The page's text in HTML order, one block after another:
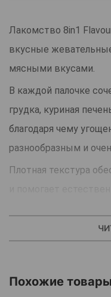
Лакомство 8in1
вкусные
мясными вкусами.
В каждой палочке
грудка, куриная
благодаря чему
разнообразным и
Плотная текстура
Лакомство подходит
Это аппетитное
Похожие товары